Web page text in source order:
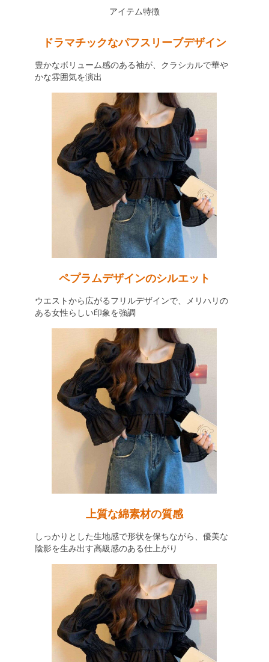
アイテム特徴
ドラマチックなパフスリーブデザイン
豊かなボリューム感のある袖が、クラシカルで華や
かな雰囲気を演出
ペプラムデザインのシルエット
ウエストから広がるフリルデザインで、メリハリの
ある女性らしい印象を強調
上質な綿素材の質感
しっかりとした生地感で形状を保ちながら、優美な
陰影を生み出す高級感のある仕上がり